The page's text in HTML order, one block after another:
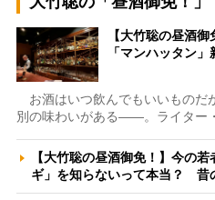
【大竹聡の昼酒
「マンハッタン
お酒はいつ飲んでもいいものだ
別の味わいがある――。ライター
【大竹聡の昼酒御免！】今の
ギ」を知らないって本当？